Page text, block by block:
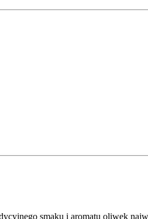
smaku i aromatu oliwek